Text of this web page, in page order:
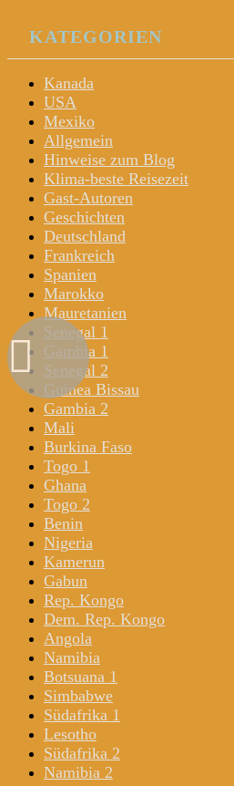
KATEGORIEN
Kanada
USA
Mexiko
Allgemein
Hinweise zum Blog
Klima-beste Reisezeit
Gast-Autoren
Geschichten
Deutschland
Frankreich
Spanien
Marokko
Mauretanien
Senegal 1
Gambia 1
Senegal 2
Guinea Bissau
Gambia 2
Mali
Burkina Faso
Togo 1
Ghana
Togo 2
Benin
Nigeria
Kamerun
Gabun
Rep. Kongo
Dem. Rep. Kongo
Angola
Namibia
Botsuana 1
Simbabwe
Südafrika 1
Lesotho
Südafrika 2
Namibia 2